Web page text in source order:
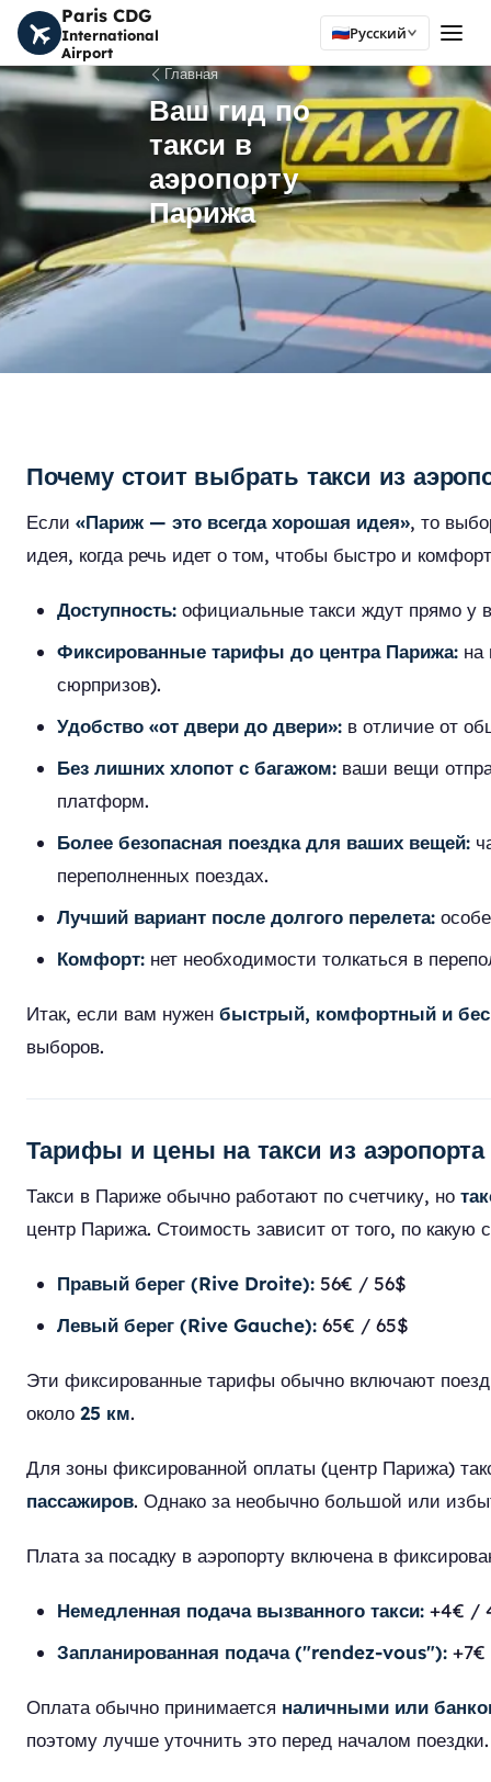
Paris CDG
International
Airport
Русский
Главная
Ваш гид по
такси в
аэропорту
Парижа
Почему стоит выбрать такси из
Если «Париж — это всегда хорошая идея», то
идея, когда речь идет о том, чтобы быстро и
Доступность: официальные такси ждут прямо у
Фиксированные тарифы до центра Парижа: на
сюрпризов).
Удобство «от двери до двери»: в отличие от
Без лишних хлопот с багажом: ваши вещи
платформ.
Более безопасная поездка для ваших вещей:
переполненных поездах.
Лучший вариант после долгого перелета:
Комфорт: нет необходимости толкаться в
Итак, если вам нужен быстрый, комфортный и
выборов.
Тарифы и цены на такси из
Такси в Париже обычно работают по счетчику, но
центр Парижа. Стоимость зависит от того, по
Правый берег (Rive Droite): 56€ / 56$
Левый берег (Rive Gauche): 65€ / 65$
Эти фиксированные тарифы обычно включают
около 25 км.
Для зоны фиксированной оплаты (центр Парижа)
пассажиров. Однако за необычно большой или
Плата за посадку в аэропорту включена в
Немедленная подача вызванного такси: +4€ /
Запланированная подача ("rendez-vous"):
Оплата обычно принимается наличными или
поэтому лучше уточнить это перед началом поездки.